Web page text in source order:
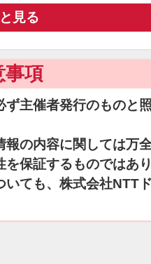
見る
事項
主催者発行のものと
の内容に関しては万
保証するものではあ
ても、株式会社NTT